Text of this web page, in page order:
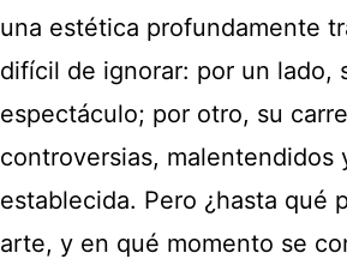
una estética profundamente
difícil de ignorar: por un lado,
espectáculo; por otro, su
controversias,
establecida. Pero ¿hasta qué
arte, y en qué momento se